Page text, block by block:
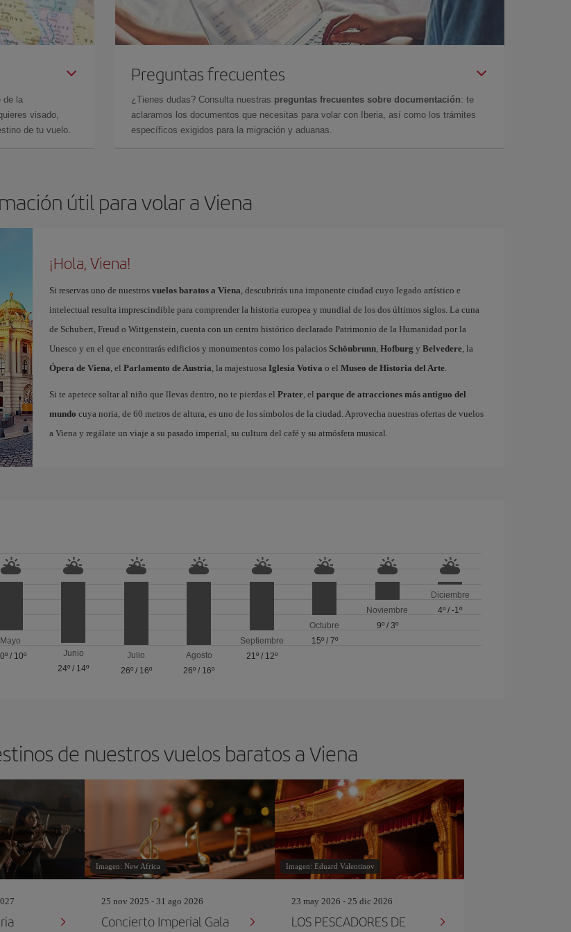
de la
visado,
de tu vuelo.
Preguntas frecuentes
¿Tienes dudas? Consulta nuestras preguntas frecuentes sobre documentación: te
aclaramos los documentos que necesitas para volar con Iberia, así como los trámites
específicos exigidos para la migración y aduanas.
útil para volar a Viena
¡Hola, Viena!
Si reservas uno de nuestros vuelos baratos a Viena, descubrirás una imponente ciudad cuyo legado artístico e
intelectual resulta imprescindible para comprender la historia europea y mundial de los dos últimos siglos. La cuna
de Schubert, Freud o Wittgenstein, cuenta con un centro histórico declarado Patrimonio de la Humanidad por la
Unesco y en el que encontrarás edificios y monumentos como los palacios Schönbrunn, Hofburg y Belvedere, la
Ópera de Viena, el Parlamento de Austria, la majestuosa Iglesia Votiva o el Museo de Historia del Arte.
Si te apetece soltar al niño que llevas dentro, no te pierdas el Prater, el parque de atracciones más antiguo del
mundo cuya noria, de 60 metros de altura, es uno de los símbolos de la ciudad. Aprovecha nuestras ofertas de vuelos
a Viena y regálate un viaje a su pasado imperial, su cultura del café y su atmósfera musical.
Mayo
/ 10º
Junio
24º / 14º
Julio
26º/ 16º
Agosto
26º / 16º
Septiembre
21º/ 12º
Octubre
15º/ 7º
Noviembre
9º/ 3º
Diciembre
4º /-1º
de nuestros vuelos baratos a Viena
Imagen: New Africa
25 nov 2025 - 31 ago 2026
Concierto Imperial Gala
Imagen: Eduard Valentinov
23 may 2026 - 25 dic 2026
LOS PESCADORES DE